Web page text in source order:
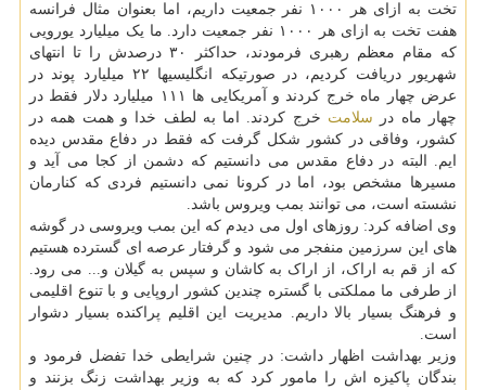
تخت به ازای هر ۱۰۰۰ نفر جمعیت داریم، اما بعنوان مثال فرانسه
هفت تخت به ازای هر ۱۰۰۰ نفر جمعیت دارد. ما یک میلیارد یورویی
که مقام معظم رهبری فرمودند، حداکثر ۳۰ درصدش را تا انتهای
شهریور دریافت کردیم، در صورتیکه انگلیسیها ۲۲ میلیارد پوند در
عرض چهار ماه خرج کردند و آمریکایی ها ۱۱۱ میلیارد دلار فقط در
چهار ماه در سلامت خرج کردند. اما به لطف خدا و همت همه در
کشور، وفاقی در کشور شکل گرفت که فقط در دفاع مقدس دیده
ایم. البته در دفاع مقدس می دانستیم که دشمن از کجا می آید و
مسیرها مشخص بود، اما در کرونا نمی دانستیم فردی که کنارمان
نشسته است، می توانند بمب ویروس باشد.
وی اضافه کرد: روزهای اول می دیدم که این بمب ویروسی در گوشه
های این سرزمین منفجر می شود و گرفتار عرصه ای گسترده هستیم
که از قم به اراک، از اراک به کاشان و سپس به گیلان و... می رود.
از طرفی ما مملکتی با گستره چندین کشور اروپایی و با تنوع اقلیمی
و فرهنگ بسیار بالا داریم. مدیریت این اقلیم پراکنده بسیار دشوار
است.
وزیر بهداشت اظهار داشت: در چنین شرایطی خدا تفضل فرمود و
بندگان پاکیزه اش را مامور کرد که به وزیر بهداشت زنگ بزنند و